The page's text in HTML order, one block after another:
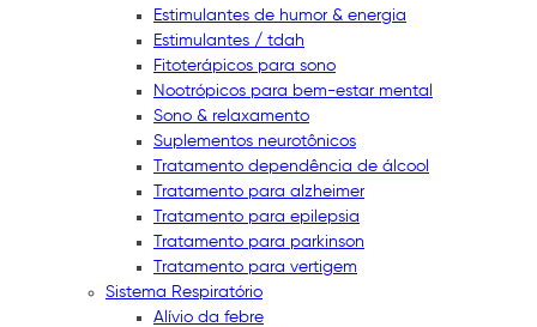
Estimulantes de humor & energia
Estimulantes / tdah
Fitoterápicos para sono
Nootrópicos para bem-estar mental
Sono & relaxamento
Suplementos neurotônicos
Tratamento dependência de álcool
Tratamento para alzheimer
Tratamento para epilepsia
Tratamento para parkinson
Tratamento para vertigem
Sistema Respiratório
Alívio da febre